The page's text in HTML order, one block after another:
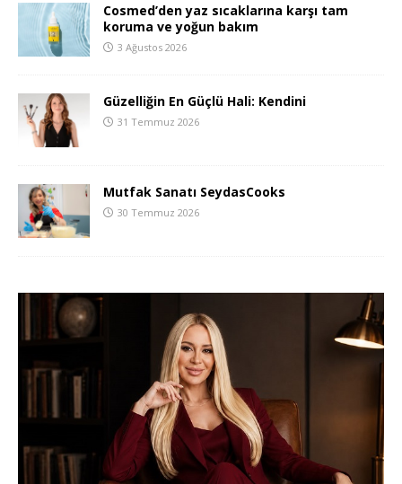
Cosmed’den yaz sıcaklarına karşı tam
koruma ve yoğun bakım
3 Ağustos 2026
Güzelliğin En Güçlü Hali: Kendini
31 Temmuz 2026
Mutfak Sanatı SeydasCooks
30 Temmuz 2026